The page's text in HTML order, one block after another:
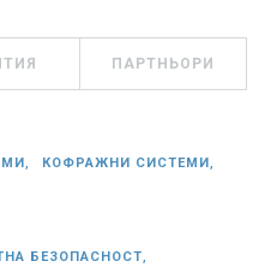
ПАРТНЬОРИ
КОФРАЖНИ СИСТЕМИ,
БЕЗОПАСНОСТ,